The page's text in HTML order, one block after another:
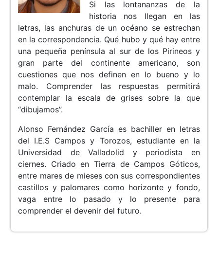
Si las lontananzas de la
historia nos llegan en las
letras, las anchuras de un océano se estrechan
en la correspondencia. Qué hubo y qué hay entre
una pequeña península al sur de los Pirineos y
gran parte del continente americano, son
cuestiones que nos definen en lo bueno y lo
malo. Comprender las respuestas permitirá
contemplar la escala de grises sobre la que
“dibujamos”.
Alonso Fernández García es bachiller en letras
del I.E.S Campos y Torozos, estudiante en la
Universidad de Valladolid y periodista en
ciernes. Criado en Tierra de Campos Góticos,
entre mares de mieses con sus correspondientes
castillos y palomares como horizonte y fondo,
vaga entre lo pasado y lo presente para
comprender el devenir del futuro.